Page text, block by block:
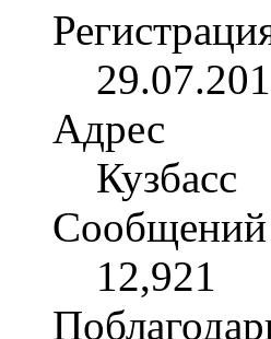
Адрес
Кузбасс
Сообщений
12,921